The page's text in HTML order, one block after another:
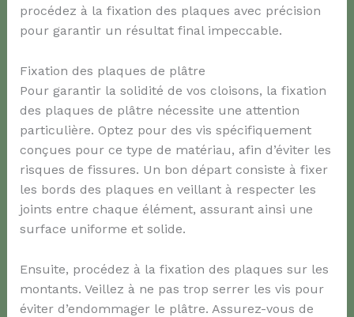
procédez à la fixation des plaques avec précision
pour garantir un résultat final impeccable.
Fixation des plaques de plâtre
Pour garantir la solidité de vos cloisons, la fixation
des plaques de plâtre nécessite une attention
particulière. Optez pour des vis spécifiquement
conçues pour ce type de matériau, afin d’éviter les
risques de fissures. Un bon départ consiste à fixer
les bords des plaques en veillant à respecter les
joints entre chaque élément, assurant ainsi une
surface uniforme et solide.
Ensuite, procédez à la fixation des plaques sur les
montants. Veillez à ne pas trop serrer les vis pour
éviter d’endommager le plâtre. Assurez-vous de